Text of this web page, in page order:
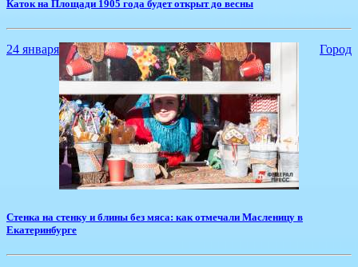
​Каток на Площади 1905 года будет открыт до весны
24 января Город
Стенка на стенку и блины без мяса: как отмечали Масленицу в
Екатеринбурге